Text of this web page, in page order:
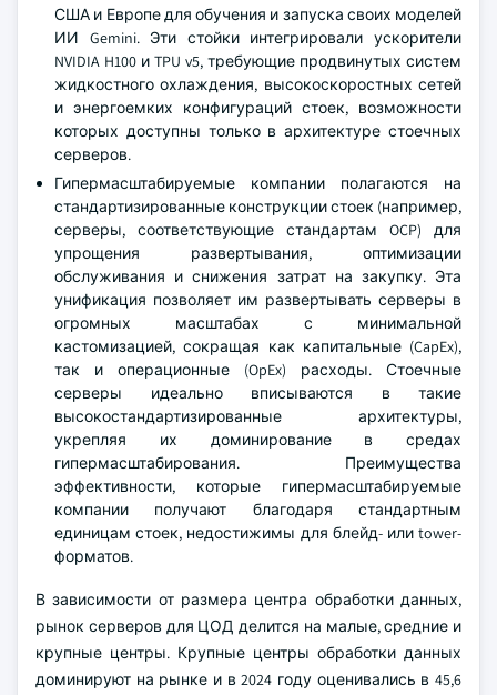
США и Европе для обучения и запуска своих моделей
ИИ Gemini. Эти стойки интегрировали ускорители
NVIDIA H100 и TPU v5, требующие продвинутых систем
жидкостного охлаждения, высокоскоростных сетей
и энергоемких конфигураций стоек, возможности
которых доступны только в архитектуре стоечных
серверов.
Гипермасштабируемые компании полагаются на
стандартизированные конструкции стоек (например,
серверы, соответствующие стандартам OCP) для
упрощения развертывания, оптимизации
обслуживания и снижения затрат на закупку. Эта
унификация позволяет им развертывать серверы в
огромных масштабах с минимальной
кастомизацией, сокращая как капитальные (CapEx),
так и операционные (OpEx) расходы. Стоечные
серверы идеально вписываются в такие
высокостандартизированные архитектуры,
укрепляя их доминирование в средах
гипермасштабирования. Преимущества
эффективности, которые гипермасштабируемые
компании получают благодаря стандартным
единицам стоек, недостижимы для блейд- или tower-
форматов.
В зависимости от размера центра обработки данных,
рынок серверов для ЦОД делится на малые, средние и
крупные центры. Крупные центры обработки данных
доминируют на рынке и в 2024 году оценивались в 45,6